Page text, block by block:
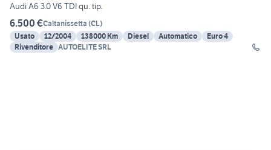
Audi A6 3.0 V6 TDI qu. tip.
6.500 €Caltanissetta (CL)
Usato
12/2004 138000 Km Diesel Automatico
Euro 4
Rivenditore AUTOELITE SRL